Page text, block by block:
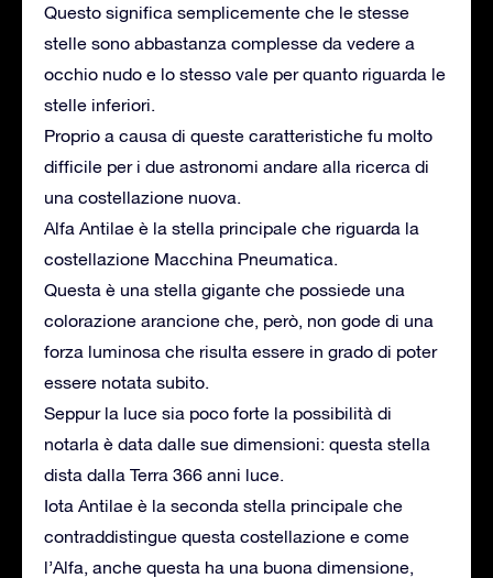
Questo significa semplicemente che le stesse
stelle sono abbastanza complesse da vedere a
occhio nudo e lo stesso vale per quanto riguarda le
stelle inferiori.
Proprio a causa di queste caratteristiche fu molto
difficile per i due astronomi andare alla ricerca di
una costellazione nuova.
Alfa Antilae è la stella principale che riguarda la
costellazione Macchina Pneumatica.
Questa è una stella gigante che possiede una
colorazione arancione che, però, non gode di una
forza luminosa che risulta essere in grado di poter
essere notata subito.
Seppur la luce sia poco forte la possibilità di
notarla è data dalle sue dimensioni: questa stella
dista dalla Terra 366 anni luce.
Iota Antilae è la seconda stella principale che
contraddistingue questa costellazione e come
l’Alfa, anche questa ha una buona dimensione,